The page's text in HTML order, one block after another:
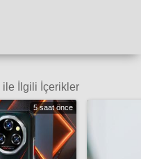
ile İlgili İçerikler
5 saat önce